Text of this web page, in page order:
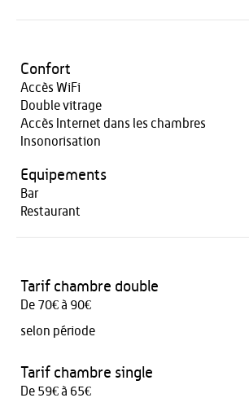
Confort
Accès WiFi
Double vitrage
Accès Internet dans les chambres
Insonorisation
Equipements
Bar
Restaurant
Tarif chambre double
De 70€ à 90€
selon période
Tarif chambre single
De 59€ à 65€